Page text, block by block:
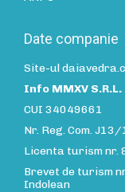
Date companie
Site-ul
Info MMXV S.R.L.
CUI 34049661
Nr. Reg. Com.
Licenta turism nr.
Brevet de turism
Indolean